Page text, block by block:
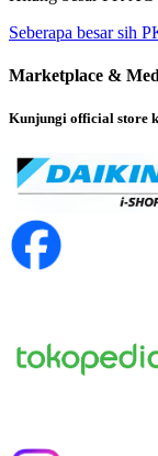
Seberapa besar sih
Marketplace &
Kunjungi official store